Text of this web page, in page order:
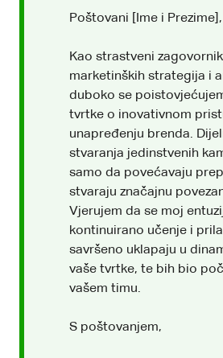
Poštovani [Ime i Prezime],
Kao strastveni
marketinških strategija i
duboko se
tvrtke o inovativnom
unapređenju brenda.
stvaranja jedinstvenih
samo da povećavaju
stvaraju značajnu
Vjerujem da se moj
kontinuirano učenje i
savršeno uklapaju u
vaše tvrtke, te bih bio
vašem timu.
S poštovanjem,